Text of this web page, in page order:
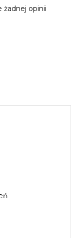
żadnej opinii